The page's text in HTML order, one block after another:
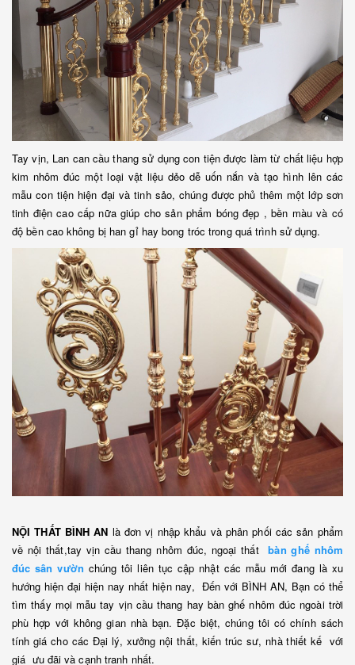
Tay vịn, Lan can cầu thang sử dụng con tiện được làm từ chất liệu hợp
kim nhôm đúc một loại vật liệu dẻo dễ uốn nắn và tạo hình lên các
mẫu con tiện hiện đại và tinh sảo, chúng được phủ thêm một lớp sơn
tinh điện cao cấp nữa giúp cho sản phẩm bóng đẹp , bền màu và có
độ bền cao không bị han gỉ hay bong tróc trong quá trình sử dụng.
NỘI THẤT BÌNH AN là đơn vị nhập khẩu và phân phối các sản phẩm
về nội thất,tay vịn cầu thang nhôm đúc, ngoại thấtbàn ghế nhôm
đúc sân vườn chúng tôi liên tục cập nhật các mẫu mới đang là xu
hướng hiện đại hiện nay nhất hiện nay, Đến với BÌNH AN, Bạn có thể
tìm thấy mọi mẫu tay vịn cầu thang hay bàn ghế nhôm đúc ngoài trời
phù hợp với không gian nhà bạn. Đặc biệt, chúng tôi có chính sách
tính giá cho các Đại lý, xưởng nội thất, kiến trúc sư, nhà thiết kế với
giá ưu đãi và cạnh tranh nhất.